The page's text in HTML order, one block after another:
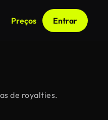
Preços Entrar
de royalties.